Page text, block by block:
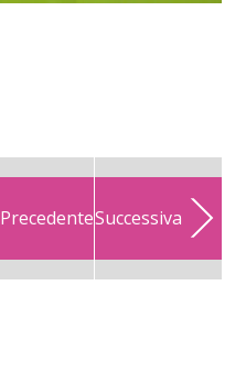
PrecedenteSuccessiva